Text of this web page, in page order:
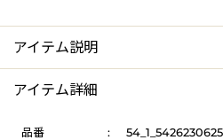
アイテム説明
アイテム詳細
品番 :